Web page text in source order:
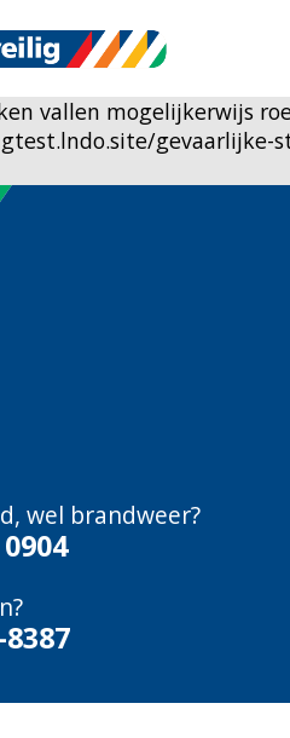
vallen mogelijkerwijs
gevaarlijke-
wel brandweer?